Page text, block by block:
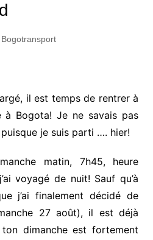
Bogotransport
il est temps de rentrer à
à Bogota! Je ne savais pas
je suis parti …. hier!
matin, 7h45, heure
voyagé de nuit! Sauf qu’à
j’ai finalement décidé de
27 août), il est déjà
dimanche est fortement